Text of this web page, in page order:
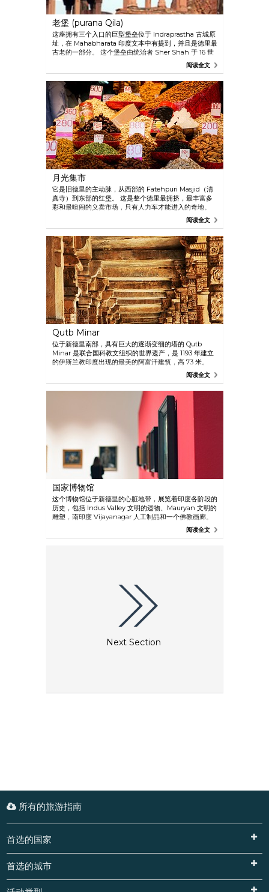
老堡 (purana Qila)
这座拥有三个入口的巨型堡垒位于 Indraprastha 古城原
址，在 Mahabharata 印度文本中有提到，并且是德里最
古老的一部分。 这个堡垒由统治者 Sher Shah 于 16 世
阅读全文
月光集市
它是旧德里的主动脉，从西部的 Fatehpuri Masjid（清
真寺）到东部的红堡。 这是整个德里最拥挤，最丰富多
彩和最喧闹的义卖市场，只有人力车才能进入的奇地。
阅读全文
Qutb Minar
位于新德里南部，具有巨大的逐渐变细的塔的 Qutb
Minar 是联合国科教文组织的世界遗产，是 1193 年建立
的伊斯兰教印度出现的最美的阿富汗建筑，高 73 米。
阅读全文
国家博物馆
这个博物馆位于新德里的心脏地带，展览着印度各阶段的
历史，包括 Indus Valley 文明的遗物、Mauryan 文明的
雕塑，南印度 Vijayanagar 人工制品和一个佛教画廊。
阅读全文
Next Section
所有的旅游指南
首选的国家
首选的城市